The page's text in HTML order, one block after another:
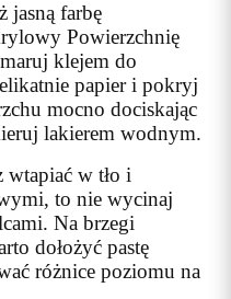
jasną farbę
Powierzchnię
klejem do
papier i pokryj
mocno dociskając
lakierem wodnym.
wtapiać w tło i
to nie wycinaj
Na brzegi
dołożyć pastę
różnice poziomu na